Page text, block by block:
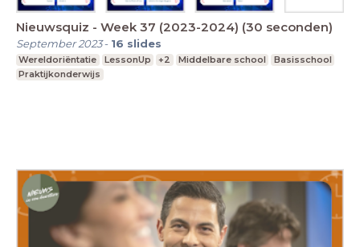
Nieuwsquiz - Week 37 (2023-2024) (30 seconden)
September 2023- 16 slides
Wereldoriëntatie LessonUp +2 Middelbare school
Basisschool
Praktijkonderwijs